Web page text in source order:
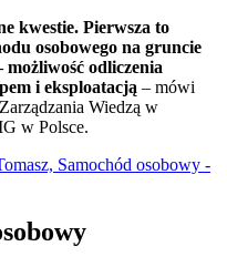
kwestie. Pierwsza to
osobowego na gruncie
możliwość odliczenia
i eksploatacją – mówi
Wiedzą w
w Polsce.
Samochód osobowy -